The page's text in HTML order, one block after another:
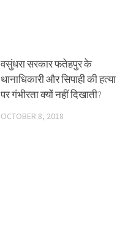
वसुंधरा सरकार फतेहपुर के
थानाधिकारी और सिपाही की हत्या
पर गंभीरता क्यों नहीं दिखाती?
OCTOBER 8, 2018